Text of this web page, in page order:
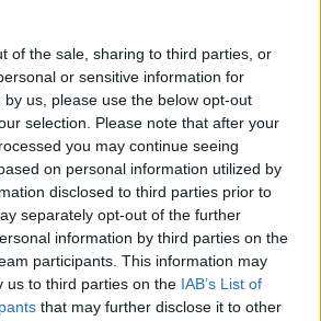
of the sale, sharing to third parties, or
or sensitive information for
us, please use the below opt-out
selection. Please note that after your
you may continue seeing
on personal information utilized by
disclosed to third parties prior to
separately opt-out of the further
information by third parties on the
participants. This information may
us to third parties on the IAB’s List of
that may further disclose it to other
în procesiune a lemnului
fusese descoperit de
Elena în...